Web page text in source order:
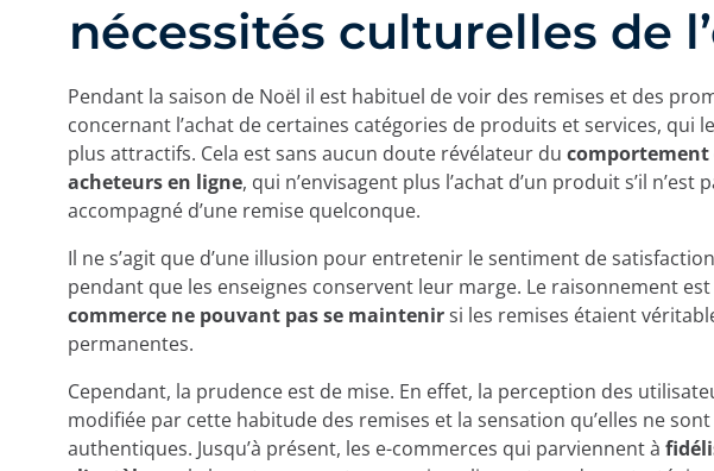
nécessités culturelles de
Pendant la saison de Noël il est habituel de voir des remises et des
concernant l’achat de certaines catégories de produits et services, qui
plus attractifs. Cela est sans aucun doute révélateur du comportement
acheteurs en ligne, qui n’envisagent plus l’achat d’un produit s’il n’est
accompagné d’une remise quelconque.
Il ne s’agit que d’une illusion pour entretenir le sentiment de
pendant que les enseignes conservent leur marge. Le raisonnement
commerce ne pouvant pas se maintenirsi les remises étaient
permanentes.
Cependant, la prudence est de mise. En effet, la perception des
modifiée par cette habitude des remises et la sensation qu’elles ne sont
authentiques. Jusqu’à présent, les e-commerces qui parviennent à